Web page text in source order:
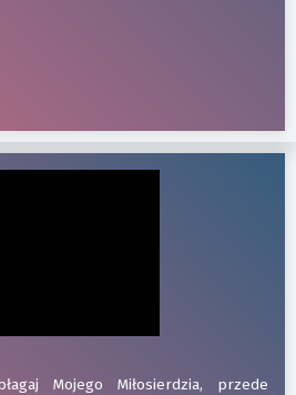
Mojego Miłosierdzia, przede